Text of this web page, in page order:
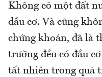
Không có một đất
đầu cơ. Và cũng
chứng khoán, đã là
trường đều có đầu
tất nhiên trong quá